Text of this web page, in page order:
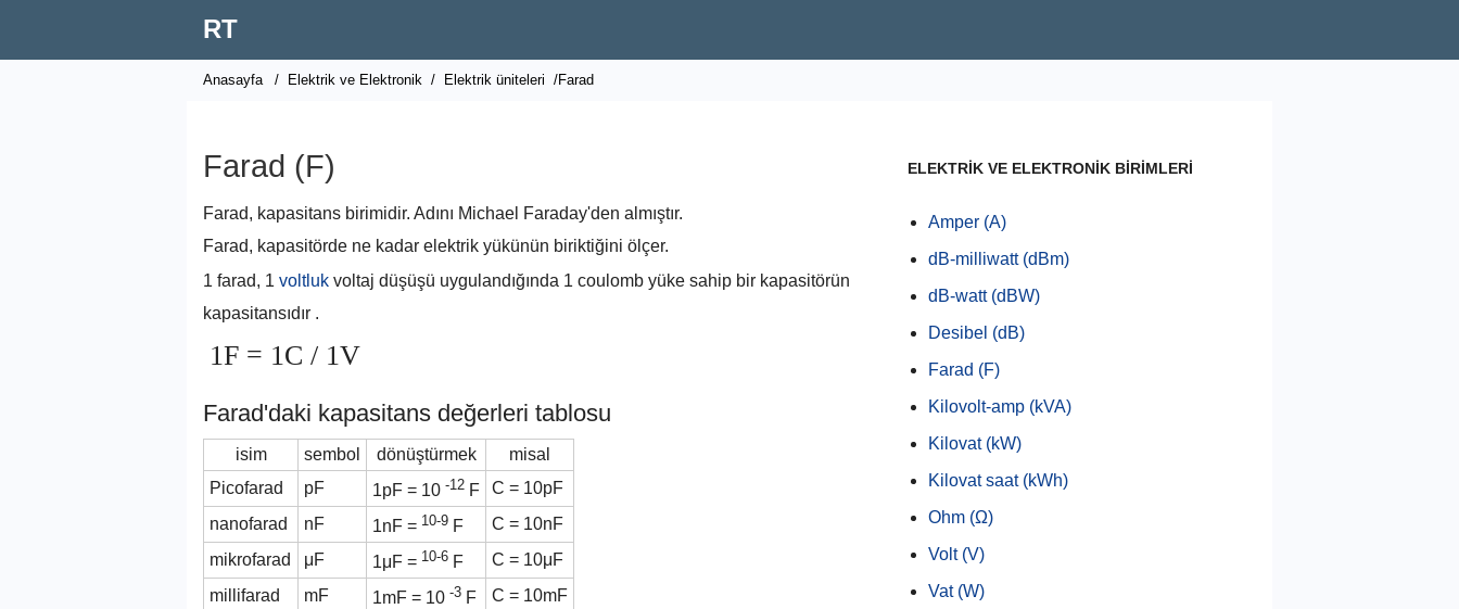
RT
Anasayfa / Elektrik ve Elektronik / Elektrik üniteleri /Farad
Farad (F)
Farad, kapasitans birimidir. Adını Michael Faraday'den almıştır.
Farad, kapasitörde ne kadar elektrik yükünün biriktiğini ölçer.
1 farad, 1 voltluk voltaj düşüşü uygulandığında 1 coulomb yüke sahip bir kapasitörün
kapasitansıdır .
1F = 1C / 1V
Farad'daki kapasitans değerleri tablosu
isim sembol dönüştürmek
misal
Picofarad
pF 1pF = 10 -12 F
C = 10pF
nanofarad
nF 1nF = 10-9 F
C = 10nF
mikrofarad
μF 1μF = 10-6 F
C = 10μF
millifarad
mF 1mF = 10 -3 F
C = 10mF
ELEKTRİK VE ELEKTRONİK BİRİMLERİ
Amper (A)
dB-milliwatt (dBm)
dB-watt (dBW)
Desibel (dB)
Farad (F)
Kilovolt-amp (kVA)
Kilovat (kW)
Kilovat saat (kWh)
Ohm (Ω)
Volt (V)
Vat (W)